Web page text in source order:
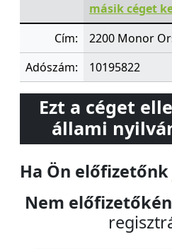
másik céget
Cím:
2200 Monor
Adószám:
10195822
Ezt a céget
állami
Ha Ön előfizetőnk
Nem